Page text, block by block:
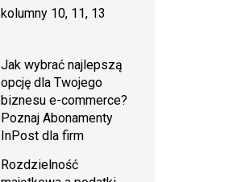
kolumny 10, 11, 13
Jak wybrać najlepszą
opcję dla Twojego
biznesu e-commerce?
Poznaj Abonamenty
InPost dla firm
Rozdzielność